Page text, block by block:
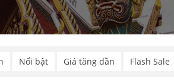
Nổi bật Giá tăng dần Flash Sale